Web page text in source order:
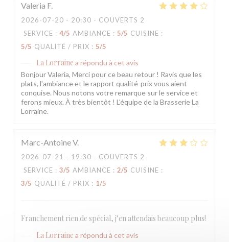
Valeria F
2026-07-20 - 20:30 - COUVERTS 2
SERVICE : 4/5 AMBIANCE : 5/5 CUISINE :
5/5 QUALITÉ / PRIX : 5/5
La Lorraine a répondu à cet avis
Bonjour Valeria, Merci pour ce beau retour ! Ravis que les
plats, l'ambiance et le rapport qualité-prix vous aient
conquise. Nous notons votre remarque sur le service et
ferons mieux. À très bientôt ! L'équipe de la Brasserie La
Lorraine.
Marc-AntoineV
2026-07-21 - 19:30 - COUVERTS 2
SERVICE : 3/5 AMBIANCE : 2/5 CUISINE :
3/5 QUALITÉ / PRIX : 1/5
Franchement rien de spécial, j’en attendais beaucoup plus!
La Lorraine a répondu à cet avis